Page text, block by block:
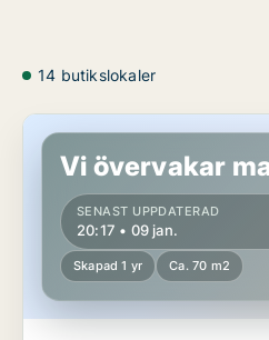
14 butikslokaler
Butikslokal i Sölvesborg
Vi övervakar
SENAST UPPDATERAD
20:17 • 09 jan.
Skapad 1 yr Ca. 70 m2